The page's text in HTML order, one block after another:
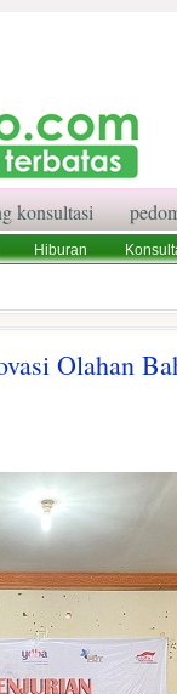
konsultasi
Hiburan
Olahan